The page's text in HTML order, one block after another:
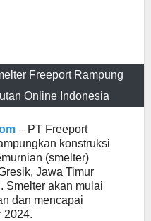
Freeport Rampung
Online Indonesia
– PT Freeport
konstruksi
(smelter)
Jawa Timur
Smelter akan mulai
dan mencapai
2024.